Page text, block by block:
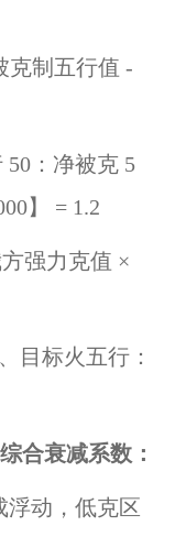
克制五行值 -
50：净被克 5
】 = 1.2
强力克值 ×
目标火五行：
衰减系数：
浮动，低克区